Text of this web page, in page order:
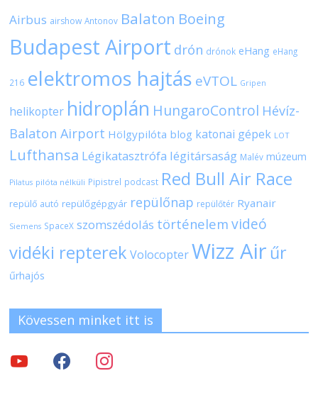
Airbus airshow Antonov Balaton Boeing
Budapest Airport drón drónok eHang eHang
216 elektromos hajtás eVTOL Gripen
helikopter hidroplán HungaroControl Hévíz-
Balaton Airport Hölgypilóta blog katonai gépek LOT
Lufthansa Légikatasztrófa légitársaság Malév múzeum
Pilatus pilóta nélküli Pipistrel podcast Red Bull Air Race
repülő autó repülőgépgyár repülőnap repülőtér Ryanair
Siemens SpaceX szomszédolás történelem videó
vidéki repterek Volocopter Wizz Air űr
űrhajós
Kövessen minket itt is